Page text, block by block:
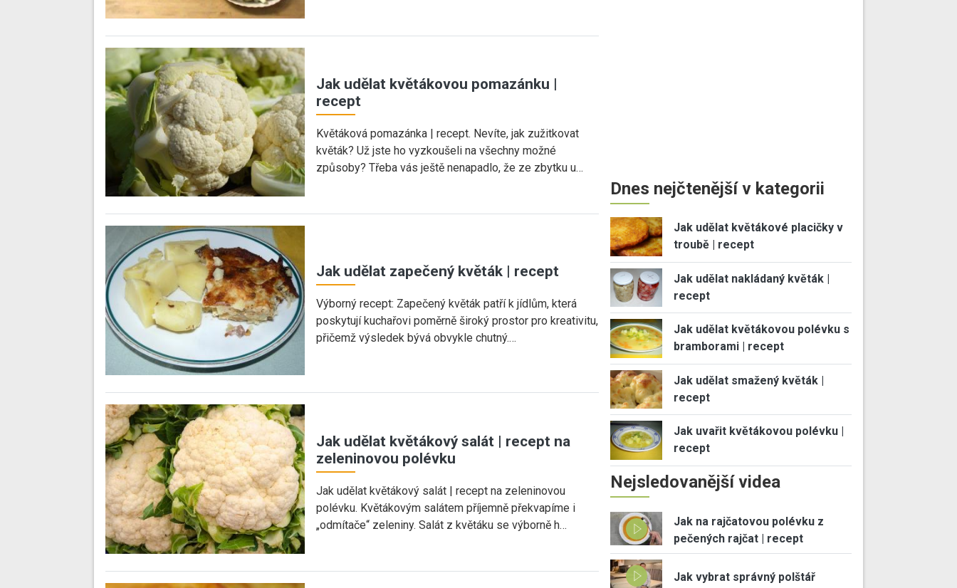
Jak udělat květákovou pomazánku |
recept
Květáková pomazánka | recept. Nevíte, jak zužitkovat
květák? Už jste ho vyzkoušeli na všechny možné
způsoby? Třeba vás ještě nenapadlo, že ze zbytku u…
Jak udělat zapečený květák | recept
Výborný recept: Zapečený květák patří k jídlům, která
poskytují kuchařovi poměrně široký prostor pro kreativitu,
přičemž výsledek bývá obvykle chutný.…
Jak udělat květákový salát | recept na
zeleninovou polévku
Jak udělat květákový salát | recept na zeleninovou
polévku. Květákovým salátem příjemně překvapíme i
„odmítače“ zeleniny. Salát z květáku se výborně h…
Dnes nejčtenější v kategorii
Jak udělat květákové placičky v
troubě | recept
Jak udělat nakládaný květák |
recept
Jak udělat květákovou polévku s
bramborami | recept
Jak udělat smažený květák |
recept
Jak uvařit květákovou polévku |
recept
Nejsledovanější videa
Jak na rajčatovou polévku z
pečených rajčat | recept
Jak vybrat správný polštář